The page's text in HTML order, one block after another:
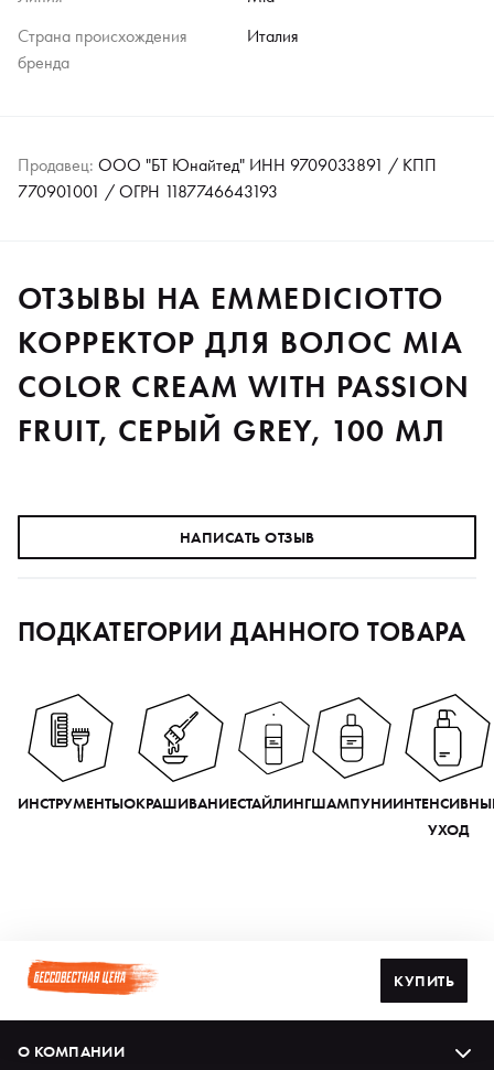
Страна происхождения
бренда
Италия
Продавец: ООО "БТ Юнайтед" ИНН 9709033891 / КПП
770901001 / ОГРН 1187746643193
ОТЗЫВЫ НА EMMEDICIOTTO
КОРРЕКТОР ДЛЯ ВОЛОС MIA
COLOR CREAM WITH PASSION
FRUIT, СЕРЫЙ GREY, 100 МЛ
НАПИСАТЬ ОТЗЫВ
ПОДКАТЕГОРИИ ДАННОГО ТОВАРА
ИНСТРУМЕНТЫОКРАШИВАНИЕСТАЙЛИНГШАМПУНИ
УХОД
КУПИТЬ
О КОМПАНИИ